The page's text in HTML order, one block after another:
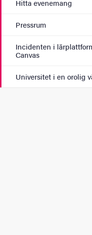
Hitta evenemang
Pressrum
Incidenten i
Canvas
Universitet i en orolig